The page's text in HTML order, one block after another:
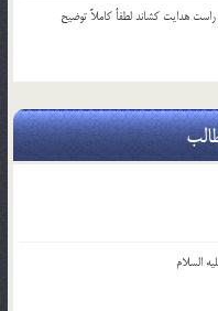
هدايت كشاند لطفاٌ كاملاً توضيح
السلام